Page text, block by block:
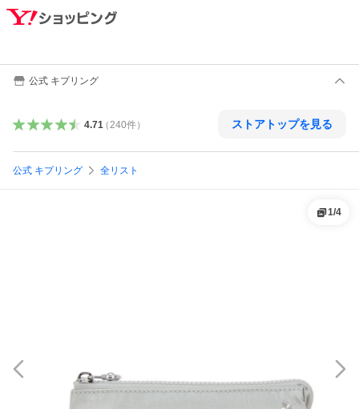
公式 キプリング
4.71（ 240件） ストアトップを見る
公式 キプリング 全リスト
1/4